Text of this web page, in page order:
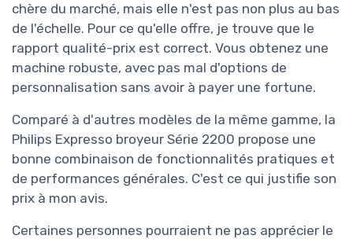
chère du marché, mais elle n'est pas non plus au bas
de l'échelle. Pour ce qu'elle offre, je trouve que le
rapport qualité-prix est correct. Vous obtenez une
machine robuste, avec pas mal d'options de
personnalisation sans avoir à payer une fortune.
Comparé à d'autres modèles de la même gamme, la
Philips Expresso broyeur Série 2200 propose une
bonne combinaison de fonctionnalités pratiques et
de performances générales. C'est ce qui justifie son
prix à mon avis.
Certaines personnes pourraient ne pas apprécier le